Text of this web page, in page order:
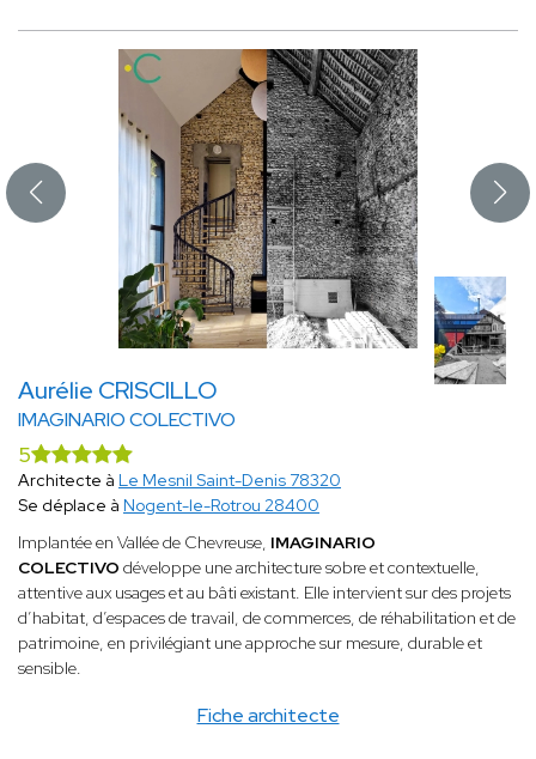
Aurélie CRISCILLO
IMAGINARIO COLECTIVO
Fiche architecte
5
Architecte à Le Mesnil Saint-Denis 78320
Se déplace à Nogent-le-Rotrou 28400
Implantée en Vallée de Chevreuse, IMAGINARIO
COLECTIVO développe une architecture sobre et contextuelle,
attentive aux usages et au bâti existant. Elle intervient sur des projets
d’habitat, d’espaces de travail, de commerces, de réhabilitation et de
patrimoine, en privilégiant une approche sur mesure, durable et
sensible.